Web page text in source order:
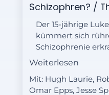
Schizophren? /
Der 15-jährige
kümmert sich
Schizophrenie
und versucht
gestalten. Doch
zusammen und
Weiterlesen
Mit: Hugh Laurie,
Omar Epps, Jesse